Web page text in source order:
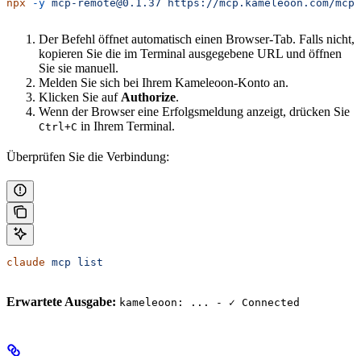
npx -y mcp-remote@0.1.37 https://mcp.kameleoon.com/mcp
Der Befehl öffnet automatisch einen Browser-Tab. Falls nicht,
kopieren Sie die im Terminal ausgegebene URL und öffnen
Sie sie manuell.
Melden Sie sich bei Ihrem Kameleoon-Konto an.
Klicken Sie aufAuthorize.
Wenn der Browser eine Erfolgsmeldung anzeigt, drücken Sie
Ctrl+C in Ihrem Terminal.
Überprüfen Sie die Verbindung:
claude mcp list
Erwartete Ausgabe: kameleoon: ... - ✓ Connected